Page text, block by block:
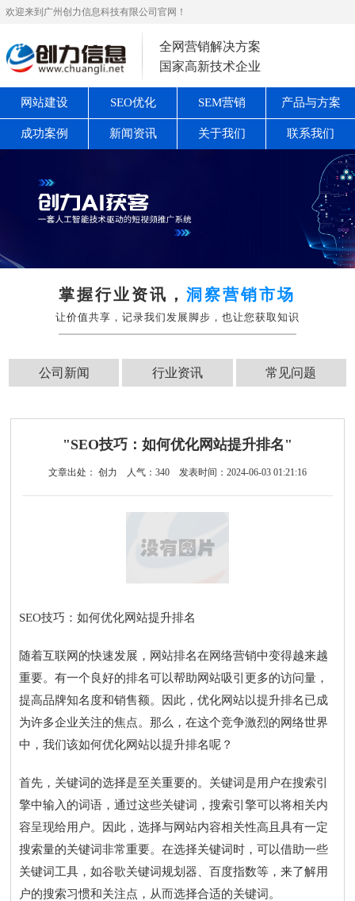
欢迎来到广州创力信息科技有限公司官网！
全网营销解决方案
国家高新技术企业
网站建设 SEO优化 SEM营销 产品与方案
成功案例 新闻资讯 关于我们 联系我们
掌握行业资讯，洞察营销市场
让价值共享，记录我们发展脚步，也让您获取知识
公司新闻 行业资讯 常见问题
"SEO技巧：如何优化网站提升排名"
文章出处： 创力 人气： 340 发表时间：2024-06-03 01:21:16
SEO技巧：如何优化网站提升排名
随着互联网的快速发展，网站排名在网络营销中变得越来越
重要。有一个良好的排名可以帮助网站吸引更多的访问量，
提高品牌知名度和销售额。因此，优化网站以提升排名已成
为许多企业关注的焦点。那么，在这个竞争激烈的网络世界
中，我们该如何优化网站以提升排名呢？
首先，关键词的选择是至关重要的。关键词是用户在搜索引
擎中输入的词语，通过这些关键词，搜索引擎可以将相关内
容呈现给用户。因此，选择与网站内容相关性高且具有一定
搜索量的关键词非常重要。在选择关键词时，可以借助一些
关键词工具，如谷歌关键词规划器、百度指数等，来了解用
户的搜索习惯和关注点，从而选择合适的关键词。